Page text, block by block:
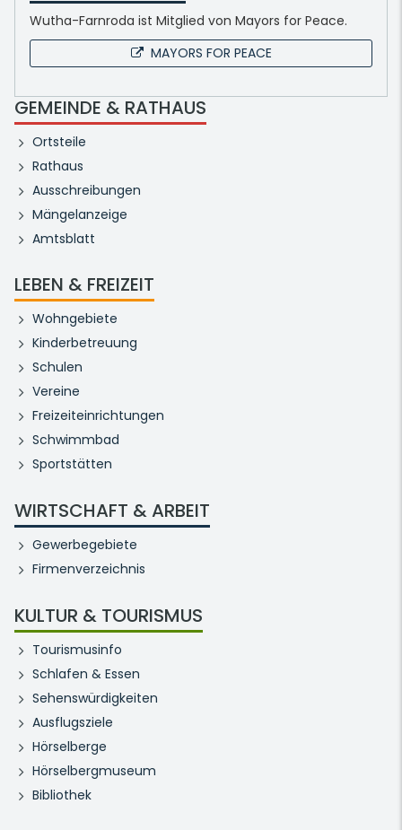
Wutha-Farnroda ist Mitglied von Mayors for Peace.
MAYORS FOR PEACE
GEMEINDE & RATHAUS
Ortsteile
Rathaus
Ausschreibungen
Mängelanzeige
Amtsblatt
LEBEN & FREIZEIT
Wohngebiete
Kinderbetreuung
Schulen
Vereine
Freizeiteinrichtungen
Schwimmbad
Sportstätten
WIRTSCHAFT & ARBEIT
Gewerbegebiete
Firmenverzeichnis
KULTUR & TOURISMUS
Tourismusinfo
Schlafen & Essen
Sehenswürdigkeiten
Ausflugsziele
Hörselberge
Hörselbergmuseum
Bibliothek